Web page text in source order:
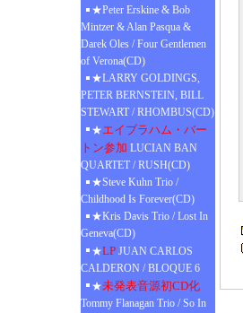
★Peter Erskine & Bob
Mintzer & Alan Pasqua &
Darek Oles / Four Gentlemen
of Verona(CD)
★LARRY GOLDINGS,
PETER BERNSTEIN, BILL
STEWART / RHOMBUS(CD)
★エイブラハム・バー
トン参加 LUCIAN BAN
QUARTET / RUSH(CD)
★Steve Kuhn Trio /
Childhood Is Forever(CD)
★Kris Davis Trio / Lost In
Geneva(CD)
★LP JUAN CARLOS
CALDERON / BLOQUE 6
★未発表音源初CD化
Tommy Flanagan Trio / So In